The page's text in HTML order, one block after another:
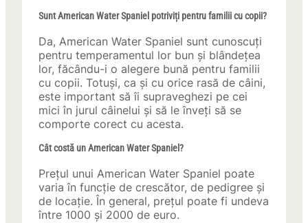
Sunt American Water Spaniel potriviți pentru familii cu copii?
Da, American Water Spaniel sunt cunoscuți
pentru temperamentul lor bun și blândețea
lor, făcându-i o alegere bună pentru familii
cu copii. Totuși, ca și cu orice rasă de câini,
este important să îi supraveghezi pe cei
mici în jurul câinelui și să le înveți să se
comporte corect cu acesta.
Cât costă un American Water Spaniel?
Prețul unui American Water Spaniel poate
varia în funcție de crescător, de pedigree și
de locație. În general, prețul poate fi undeva
între 1000 și 2000 de euro.